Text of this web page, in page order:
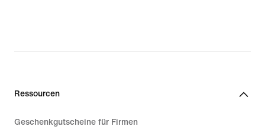
Ressourcen
Geschenkgutscheine für Firmen